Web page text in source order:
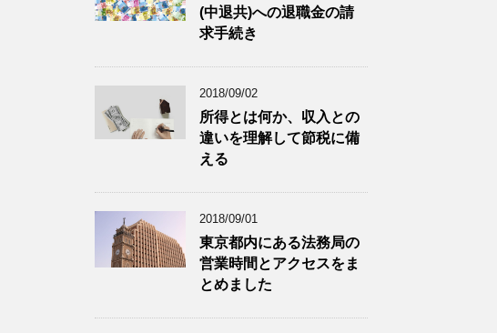
(中退共)への退職金の請
求手続き
2018/09/02
所得とは何か、収入との
違いを理解して節税に備
える
2018/09/01
東京都内にある法務局の
営業時間とアクセスをま
とめました